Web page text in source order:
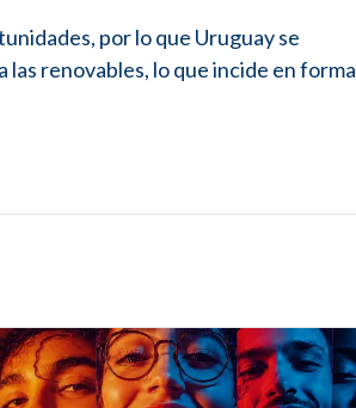
por lo que Uruguay se
renovables, lo que incide en forma